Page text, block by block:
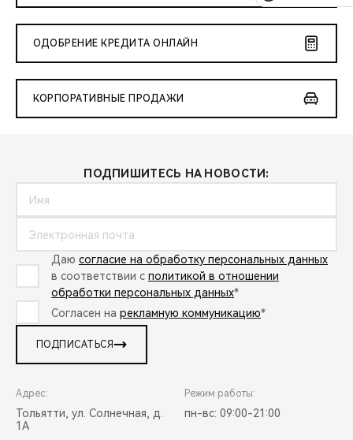
ОДОБРЕНИЕ КРЕДИТА ОНЛАЙН
КОРПОРАТИВНЫЕ ПРОДАЖИ
ПОДПИШИТЕСЬ НА НОВОСТИ:
Даю согласие на обработку персональных данных
в соответствии с политикой в отношении
обработки персональных данных*
Согласен на рекламную коммуникацию*
ПОДПИСАТЬСЯ
Адрес:
Тольятти, ул. Солнечная, д.
1А
Режим работы:
пн-вс: 09:00-21:00